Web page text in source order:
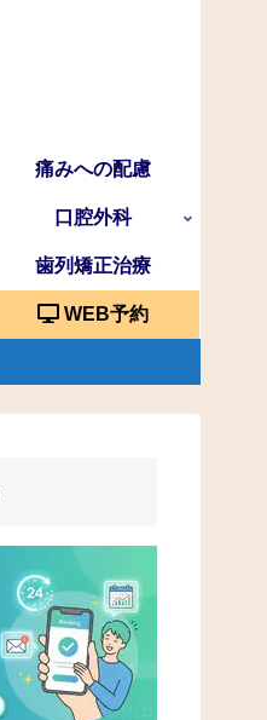
痛みへの配慮
口腔外科
歯列矯正治療
WEB予約